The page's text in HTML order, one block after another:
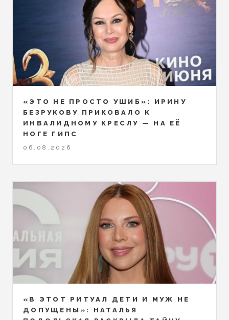
«ЭТО НЕ ПРОСТО УШИБ»: ИРИНУ
БЕЗРУКОВУ ПРИКОВАЛО К
ИНВАЛИДНОМУ КРЕСЛУ — НА ЕЁ
НОГЕ ГИПС
06.08.2026
«В ЭТОТ РИТУАЛ ДЕТИ И МУЖ НЕ
ДОПУЩЕНЫ»: НАТАЛЬЯ